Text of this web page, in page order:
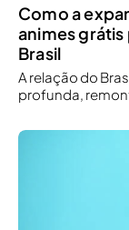
Como a
animes
Brasil
A relação do
profunda,